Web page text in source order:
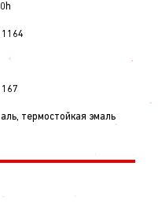
термостойкая эмаль